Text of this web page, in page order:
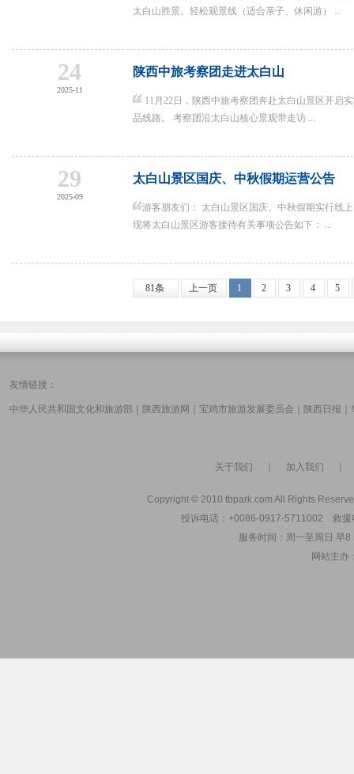
太白山胜景。轻松观景线（适合亲子、休闲游） ...
24
2025-11
陕西中旅考察团走进太白山
11月22日，陕西中旅考察团奔赴太白山景区开启
品线路。 考察团沿太白山核心景观带走访 ...
29
2025-09
太白山景区国庆、中秋假期运营公告
游客朋友们： 太白山景区国庆、中秋假期实行线
现将太白山景区游客接待有关事项公告如下： ...
81条 上一页 1 2 3 4 5
友情链接：
中华人民共和国文化和旅游部 陕西旅游网 宝鸡市旅游发展委员会 陕西日报
关于我们 加入我们
Copyright © 2010 tbpark.com All Rights
投诉电话：+0086-0917-5711002 救
服务时间：周一至周日 早
网站主办